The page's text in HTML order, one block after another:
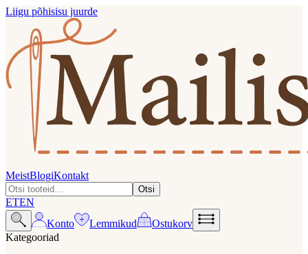
Liigu põhisisu juurde
MeistBlogiKontakt
Otsi
ETEN
Konto
Lemmikud
Ostukorv
Kategooriad